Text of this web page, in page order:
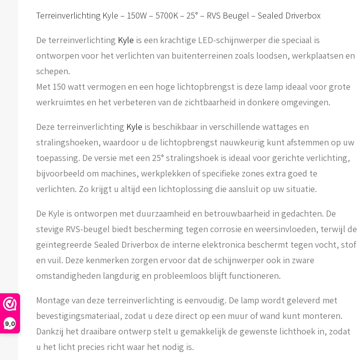
9,0
Terreinverlichting Kyle – 150W – 5700K – 25° – RVS Beugel – Sealed Driverbox
De terreinverlichting Kyle is een krachtige LED-schijnwerper die speciaal is
ontworpen voor het verlichten van buitenterreinen zoals loodsen, werkplaatsen en
schepen.
Met 150 watt vermogen en een hoge lichtopbrengst is deze lamp ideaal voor grote
werkruimtes en het verbeteren van de zichtbaarheid in donkere omgevingen.
Deze terreinverlichting Kyle is beschikbaar in verschillende wattages en
stralingshoeken, waardoor u de lichtopbrengst nauwkeurig kunt afstemmen op uw
toepassing. De versie met een 25° stralingshoek is ideaal voor gerichte verlichting,
bijvoorbeeld om machines, werkplekken of specifieke zones extra goed te
verlichten. Zo krijgt u altijd een lichtoplossing die aansluit op uw situatie.
De Kyle is ontworpen met duurzaamheid en betrouwbaarheid in gedachten. De
stevige RVS-beugel biedt bescherming tegen corrosie en weersinvloeden, terwijl de
geïntegreerde Sealed Driverbox de interne elektronica beschermt tegen vocht, stof
en vuil. Deze kenmerken zorgen ervoor dat de schijnwerper ook in zware
omstandigheden langdurig en probleemloos blijft functioneren.
Montage van deze terreinverlichting is eenvoudig. De lamp wordt geleverd met
bevestigingsmateriaal, zodat u deze direct op een muur of wand kunt monteren.
Dankzij het draaibare ontwerp stelt u gemakkelijk de gewenste lichthoek in, zodat
u het licht precies richt waar het nodig is.